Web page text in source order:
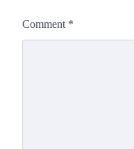
Comment *